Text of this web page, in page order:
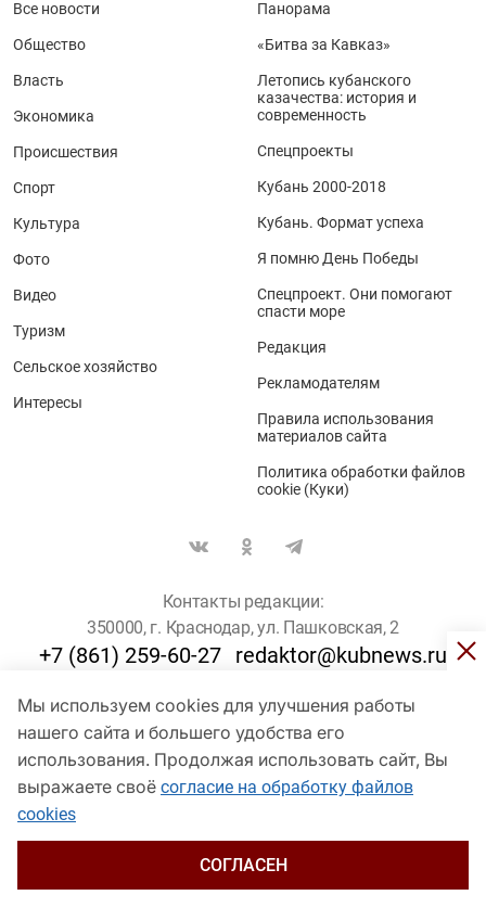
Мы используем cookies для улучшения работы
нашего сайта и большего удобства его
использования. Продолжая использовать сайт, Вы
выражаете своё согласие на обработку файлов
cookies
СОГЛАСЕН
Все новости
Общество
Власть
Экономика
Происшествия
Спорт
Культура
Фото
Видео
Туризм
Сельское хозяйство
Интересы
Панорама
«Битва за Кавказ»
Летопись кубанского
казачества: история и
современность
Спецпроекты
Кубань 2000-2018
Кубань. Формат успеха
Я помню День Победы
Спецпроект. Они помогают
спасти море
Редакция
Рекламодателям
Правила использования
материалов сайта
Политика обработки файлов
cookie (Куки)
Контакты редакции:
350000, г. Краснодар, ул. Пашковская, 2
+7 (861) 259-60-27 redaktor@kubnews.ru
Для пользователей старше 16 лет
© Кубанские Новости, 2017
Сетевое издание «kubnews» зарегистрировано Федеральной
службой по надзору в сфере связи, информационных технологий
и массовых коммуникаций (Роскомнадзор). Регистрационный
Пашковская, 2). Главный редактор – Филиппов О. Ю.